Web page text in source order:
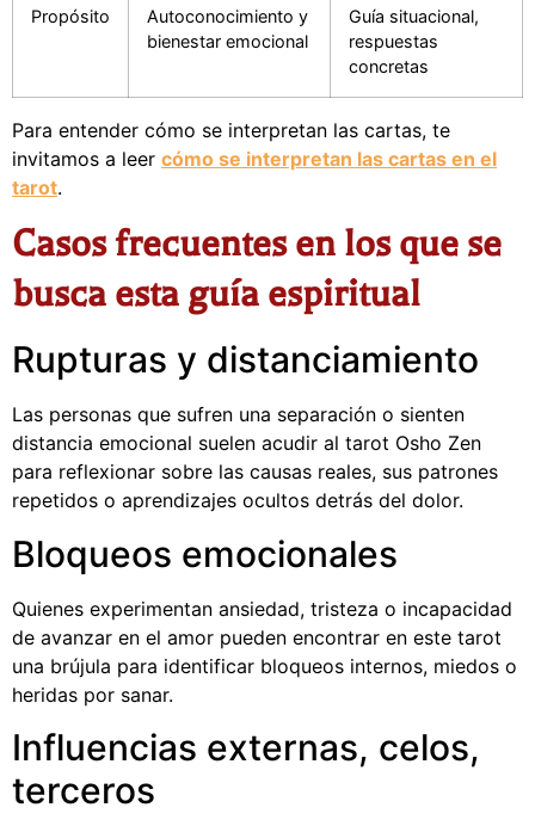
Propósito
Autoconocimiento y
bienestar emocional
Guía situacional,
respuestas
concretas
Para entender cómo se interpretan las cartas, te
invitamos a leer cómo se interpretan las cartas en el
tarot.
Casos frecuentes en los que se
busca esta guía espiritual
Rupturas y distanciamiento
Las personas que sufren una separación o sienten
distancia emocional suelen acudir al tarot Osho Zen
para reflexionar sobre las causas reales, sus patrones
repetidos o aprendizajes ocultos detrás del dolor.
Bloqueos emocionales
Quienes experimentan ansiedad, tristeza o incapacidad
de avanzar en el amor pueden encontrar en este tarot
una brújula para identificar bloqueos internos, miedos o
heridas por sanar.
Influencias externas, celos,
terceros